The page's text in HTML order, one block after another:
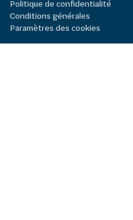
Politique de confidentialité
Conditions générales
Paramètres des cookies